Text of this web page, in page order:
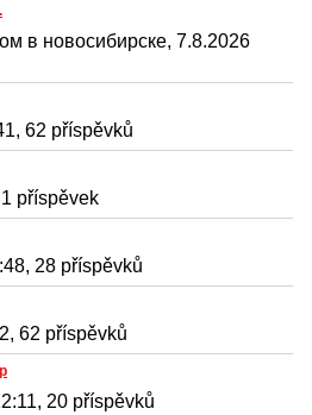
в новосибирске, 7.8.2026
62 příspěvků
příspěvek
28 příspěvků
62 příspěvků
20 příspěvků